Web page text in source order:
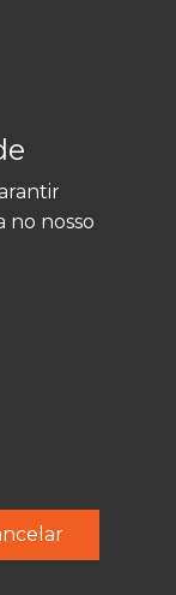
no nosso